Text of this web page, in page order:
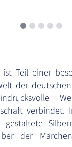
ist Teil einer
der
verbindet.
gestaltete
der